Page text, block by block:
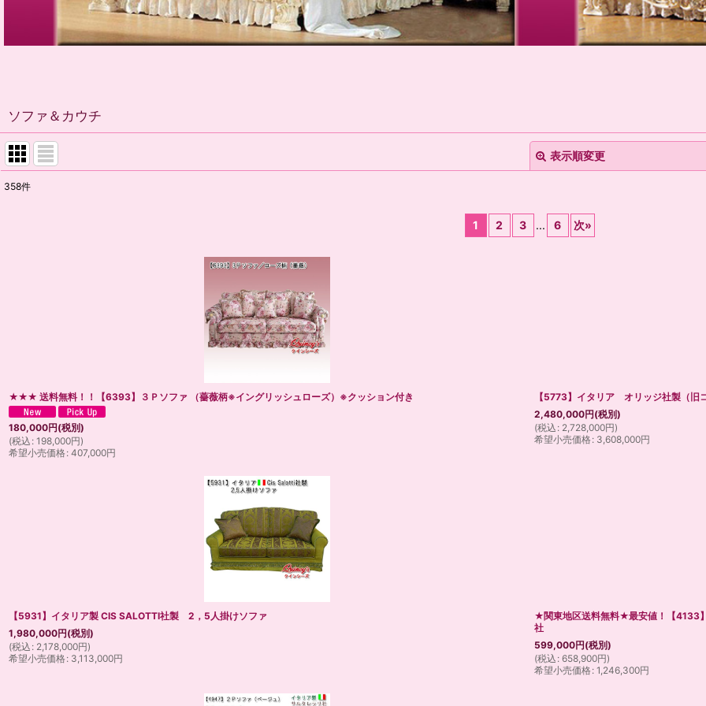
ソファ＆カウチ
表示順変更
358件
1 2 3 ... 6 次»
★★★ 送料無料！！【6393】３Ｐソファ （薔薇柄※イングリッシュローズ）※クッション付き
180,000円(税別)
(税込 : 198,000円)
希望小売価格: 407,000円
【5773】イタリア オリッジ社製（旧
2,480,000円(税別)
(税込 : 2,728,000円)
希望小売価格: 3,608,000円
【5931】イタリア製 CIS SALOTTI社製 2，5人掛けソファ
1,980,000円(税別)
(税込 : 2,178,000円)
希望小売価格: 3,113,000円
★関東地区送料無料★最安値！【4133
社
599,000円(税別)
(税込 : 658,900円)
希望小売価格: 1,246,300円